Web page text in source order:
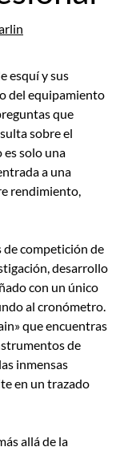
esquí y sus
del equipamiento
que
sobre el
es solo una
a una
rendimiento,
de competición de
desarrollo
con un único
al cronómetro.
que encuentras
de
inmensas
en un trazado
allá de la